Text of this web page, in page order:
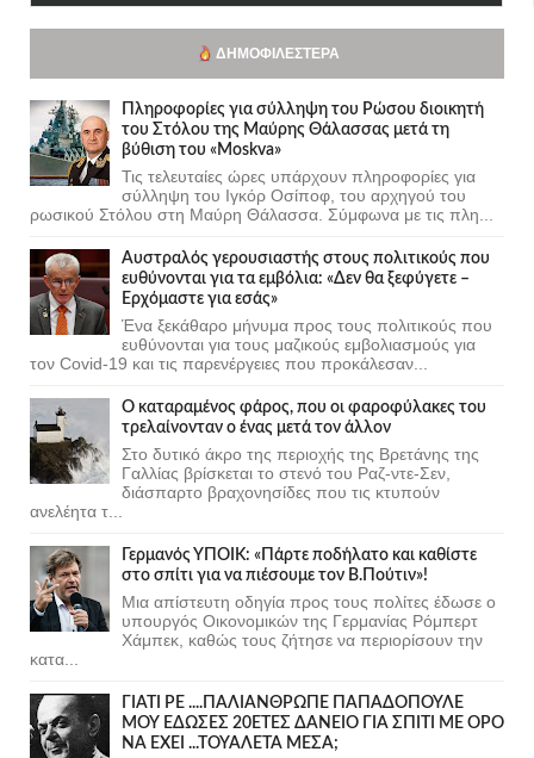
ΔΗΜΟΦΙΛΈΣΤΕΡΑ
Πληροφορίες για σύλληψη του Ρώσου διοικητή
του Στόλου της Mαύρης Θάλασσας μετά τη
βύθιση του «Moskva»
Τις τελευταίες ώρες υπάρχουν πληροφορίες για
σύλληψη του Ιγκόρ Οσίποφ, του αρχηγού του
ρωσικού Στόλου στη Μαύρη Θάλασσα. Σύμφωνα με τις πλη...
Αυστραλός γερουσιαστής στους πολιτικούς που
ευθύνονται για τα εμβόλια: «Δεν θα ξεφύγετε –
Ερχόμαστε για εσάς»
Ένα ξεκάθαρο μήνυμα προς τους πολιτικούς που
ευθύνονται για τους μαζικούς εμβολιασμούς για
τον Covid-19 και τις παρενέργειες που προκάλεσαν...
Ο καταραμένος φάρος, που οι φαροφύλακες του
τρελαίνονταν ο ένας μετά τον άλλον
Στο δυτικό άκρο της περιοχής της Βρετάνης της
Γαλλίας βρίσκεται το στενό του Ραζ-ντε-Σεν,
διάσπαρτο βραχονησίδες που τις κτυπούν
ανελέητα τ...
Γερμανός ΥΠΟΙΚ: «Πάρτε ποδήλατο και καθίστε
στο σπίτι για να πιέσουμε τον Β.Πούτιν»!
Μια απίστευτη οδηγία προς τους πολίτες έδωσε ο
υπουργός Οικονομικών της Γερμανίας Ρόμπερτ
Χάμπεκ, καθώς τους ζήτησε να περιορίσουν την
κατα...
ΓΙΑΤΙ ΡΕ ....ΠΑΛΙΑΝΘΡΩΠΕ ΠΑΠΑΔΟΠΟΥΛΕ
ΜΟΥ ΕΔΩΣΕΣ 20ΕΤΕΣ ΔΑΝΕΙΟ ΓΙΑ ΣΠΙΤΙ ΜΕ ΟΡΟ
ΝΑ ΕΧΕΙ ...ΤΟΥΑΛΕΤΑ ΜΕΣΑ;